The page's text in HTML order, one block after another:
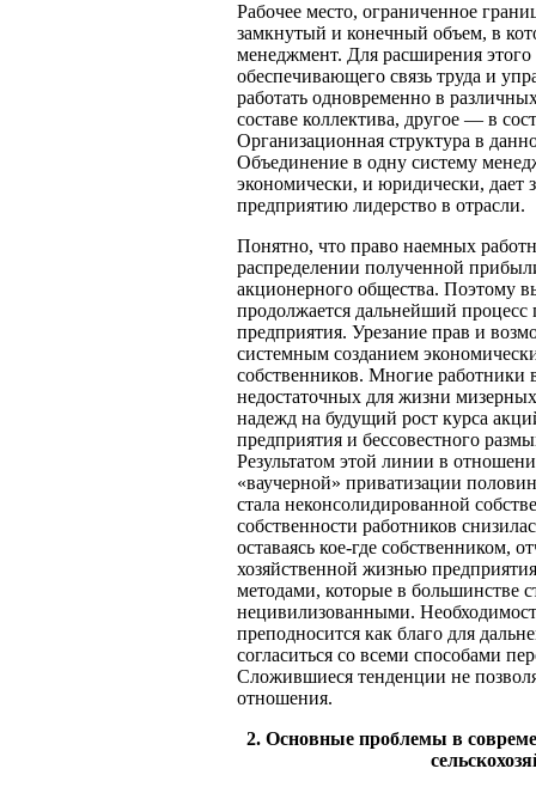
Рабочее место, ограниченное
замкнутый и конечный объем, в
менеджмент. Для расширения
обеспечивающего связь труда и
работать одновременно в
составе коллектива, другое — в
Организационная структура в
Объединение в одну систему
экономически, и юридически, дает
предприятию лидерство в отрасли.
Понятно, что право наемных
распределении полученной
акционерного общества. Поэтому
продолжается дальнейший процесс
предприятия. Урезание прав и
системным созданием
собственников. Многие работники
недостаточных для жизни
надежд на будущий рост курса
предприятия и бессовестного
Результатом этой линии в
«ваучерной» приватизации
стала неконсолидированной
собственности работников
оставаясь кое-где собственником,
хозяйственной жизнью
методами, которые в большинстве
нецивилизованными.
преподносится как благо для
согласиться со всеми способами
Сложившиеся тенденции не
отношения.
2. Основные проблемы в